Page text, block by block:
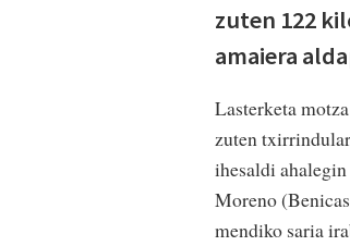
zuten 122
amaiera
Lasterketa
zuten
ihesaldi
Moreno
mendiko saria